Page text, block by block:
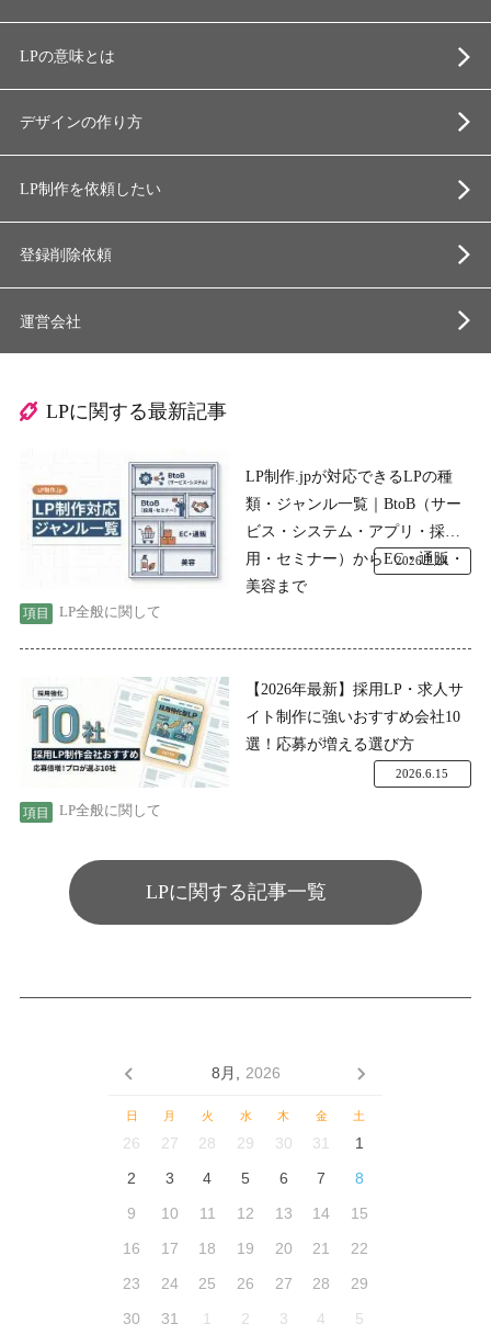
LPの意味とは
デザインの作り方
LP制作を依頼したい
登録削除依頼
運営会社
LPに関する最新記事
LP制作.jpが対応できるLPの種
類・ジャンル一覧｜BtoB（サー
ビス・システム・アプリ・採
用・セミナー）からEC・通販・
美容まで
LP全般に関して
2026.7.24
【2026年最新】採用LP・求人サ
イト制作に強いおすすめ会社10
選！応募が増える選び方
LP全般に関して
2026.6.15
LPに関する記事一覧
8月, 2026
日 月 火 水 木 金 土
26 27 28 29 30 31
1
2
3 4 5 6 7
8
9
10 11 12 13 14
15
16
17 18 19 20 21
22
23
24 25 26 27 28
29
30
31 1 2 3 4 5